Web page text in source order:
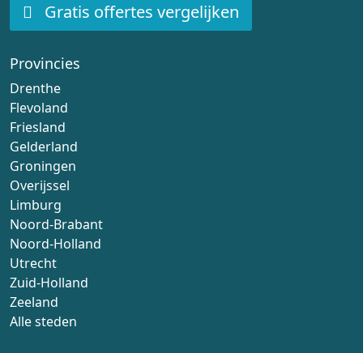
Gratis offertes vergelijken
Provincies
Drenthe
Flevoland
Friesland
Gelderland
Groningen
Overijssel
Limburg
Noord-Brabant
Noord-Holland
Utrecht
Zuid-Holland
Zeeland
Alle steden